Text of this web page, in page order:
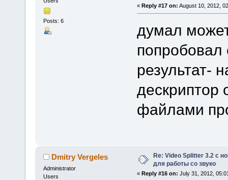
Posts: 6
« Reply #17 on: August 10, 2012,
думал
попробовал
результат-
дескриптор
файлами
Dmitry Vergeles
Administrator
Users
Re: Video Splitter 3.2 c
для работы со звуко
« Reply #16 on: July 31, 2012,